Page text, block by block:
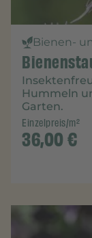
Bienen-
Hummeln
Garten.
Einzelpreis/m²
36,00€